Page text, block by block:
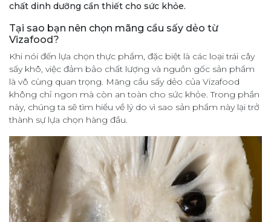
chất dinh dưỡng cần thiết cho sức khỏe.
Tại sao bạn nên chọn mãng cầu sấy dẻo từ
Vizafood?
Khi nói đến lựa chọn thực phẩm, đặc biệt là các loại trái cây
sấy khô, việc đảm bảo chất lượng và nguồn gốc sản phẩm
là vô cùng quan trọng. Mãng cầu sấy dẻo của Vizafood
không chỉ ngon mà còn an toàn cho sức khỏe. Trong phần
này, chúng ta sẽ tìm hiểu về lý do vì sao sản phẩm này lại trở
thành sự lựa chọn hàng đầu.